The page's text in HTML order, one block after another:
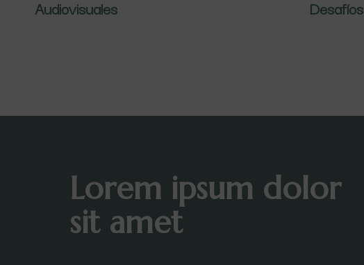
Audiovisuales
Desafíos
Lorem ipsum dolor
sit amet